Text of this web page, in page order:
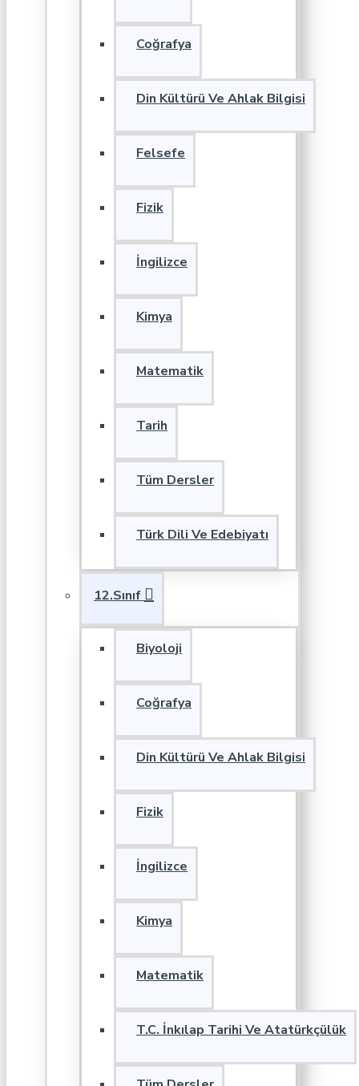
Coğrafya
Din Kültürü Ve Ahlak Bilgisi
Felsefe
Fizik
İngilizce
Kimya
Matematik
Tarih
Tüm Dersler
Türk Dili Ve Edebiyatı
12.Sınıf
Biyoloji
Coğrafya
Din Kültürü Ve Ahlak Bilgisi
Fizik
İngilizce
Kimya
Matematik
T.C. İnkılap Tarihi Ve Atatürkçülük